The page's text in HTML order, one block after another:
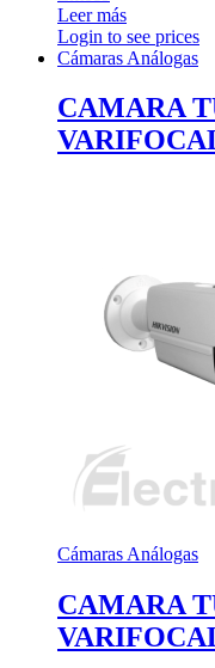
Leer más
Login to see prices
Cámaras Análogas
CAMARA
Cámaras Análogas
CAMARA